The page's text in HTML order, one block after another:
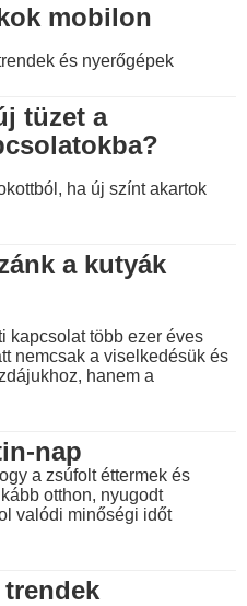
mobilon
és nyerőgépek
tüzet a
ha új színt akartok
a kutyák
kapcsolat több ezer éves
nemcsak a viselkedésük és
hanem a
nap
a zsúfolt éttermek és
otthon, nyugodt
valódi minőségi időt